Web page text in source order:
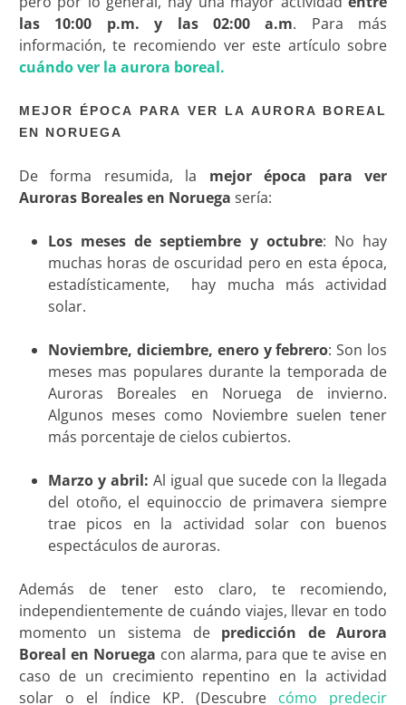
las 10:00 p.m. y las 02:00 a.m. Para más
información, te recomiendo ver este artículo sobre
cuándo ver la aurora boreal.
MEJOR ÉPOCA PARA VER LA AURORA BOREAL
EN NORUEGA
De forma resumida, la mejor época para ver
Auroras Boreales en Noruega sería:
Los meses de septiembre y octubre: No hay
muchas horas de oscuridad pero en esta época,
estadísticamente, hay mucha más actividad
solar.
Noviembre, diciembre, enero y febrero: Son los
meses mas populares durante la temporada de
Auroras Boreales en Noruega de invierno.
Algunos meses como Noviembre suelen tener
más porcentaje de cielos cubiertos.
Marzo y abril: Al igual que sucede con la llegada
del otoño, el equinoccio de primavera siempre
trae picos en la actividad solar con buenos
espectáculos de auroras.
Además de tener esto claro, te recomiendo,
independientemente de cuándo viajes, llevar en todo
momento un sistema de predicción de Aurora
Boreal en Noruega con alarma, para que te avise en
caso de un crecimiento repentino en la actividad
solar o el índice KP. (Descubre cómo predecir